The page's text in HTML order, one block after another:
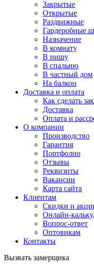
Закрытые
Открытые
Раздвижные
Гардеробные
Назначение
В комнату
В нишу
В спальню
В частный дом
На балкон
Доставка и оплата
Как сделать
Доставка
Оплата и
О компании
Производство
Гарантия
Портфолио
Отзывы
Реквизиты
Вакансии
Карта сайта
Клиентам
Скидки и
Онлайн-
Вопрос-ответ
Оптовикам
Контакты
Вызвать замерщика